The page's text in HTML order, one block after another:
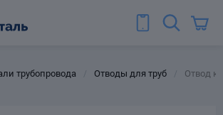
трубопровода Отводы для труб Отвод